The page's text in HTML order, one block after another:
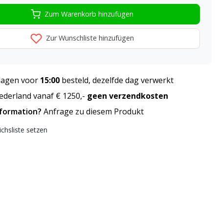
Zum Warenkorb hinzufügen
Zur Wunschliste hinzufügen
voor 15:00 besteld, dezelfde dag verwerkt
vanaf € 1250,- geen verzendkosten
Anfrage zu diesem Produkt
setzen